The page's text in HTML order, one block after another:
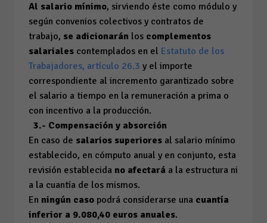
Al salario mínimo, sirviendo éste como módulo y
según convenios colectivos y contratos de
trabajo, se adicionarán los complementos
salariales contemplados en el Estatuto de los
Trabajadores, artículo 26.3 y el importe
correspondiente al incremento garantizado sobre
el salario a tiempo en la remuneración a prima o
con incentivo a la producción.
3.- Compensación y absorción
En caso de salarios superiores al salario mínimo
establecido, en cómputo anual y en conjunto, esta
revisión establecida no afectará a la estructura ni
a la cuantía de los mismos.
En ningún caso podrá considerarse una cuantía
inferior a 9.080,40 euros anuales.